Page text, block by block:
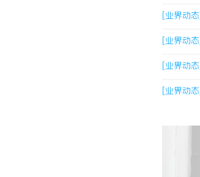
[业界动态]
[业界动态]
[业界动态]
[业界动态]